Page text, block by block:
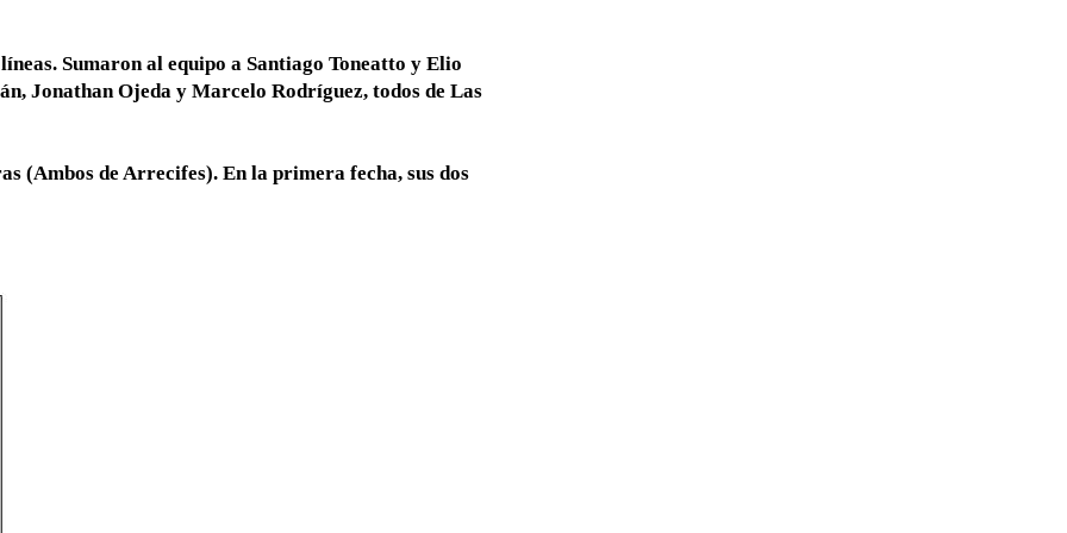
Sumaron al equipo a Santiago Toneatto y Elio
Jonathan Ojeda y Marcelo Rodríguez, todos de Las
(Ambos de Arrecifes). En la primera fecha, sus dos